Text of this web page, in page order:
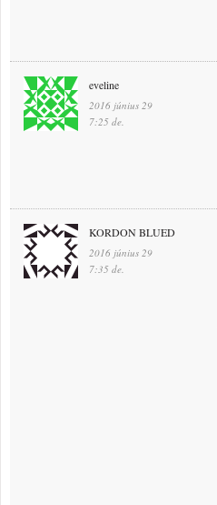
eveline
2016 június 29
7:25 de.
KORDON BLUED
2016 június 29
7:35 de.